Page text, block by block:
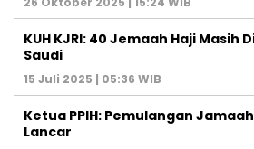
KUH KJRI: 40 Jemaah Haji Masih
Saudi
15 Juli 2025 | 05:36 WIB
Ketua PPIH: Pemulangan
Lancar